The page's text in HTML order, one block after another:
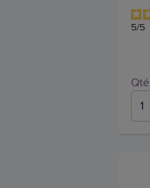
5/5
Qté